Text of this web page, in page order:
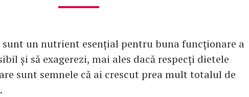
sunt un nutrient esențial pentru buna funcționare a
și să exagerezi, mai ales dacă respecți dietele
sunt semnele că ai crescut prea mult totalul de